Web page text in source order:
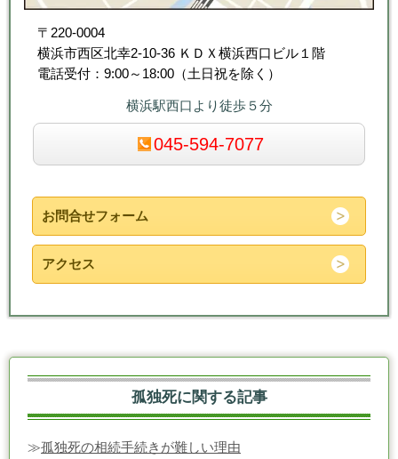
〒220-0004
横浜市西区北幸2-10-36 ＫＤＸ横浜西口ビル１階
電話受付：9:00～18:00（土日祝を除く）
横浜駅西口より徒歩５分
045-594-7077
お問合せフォーム
アクセス
孤独死に関する記事
≫孤独死の相続手続きが難しい理由